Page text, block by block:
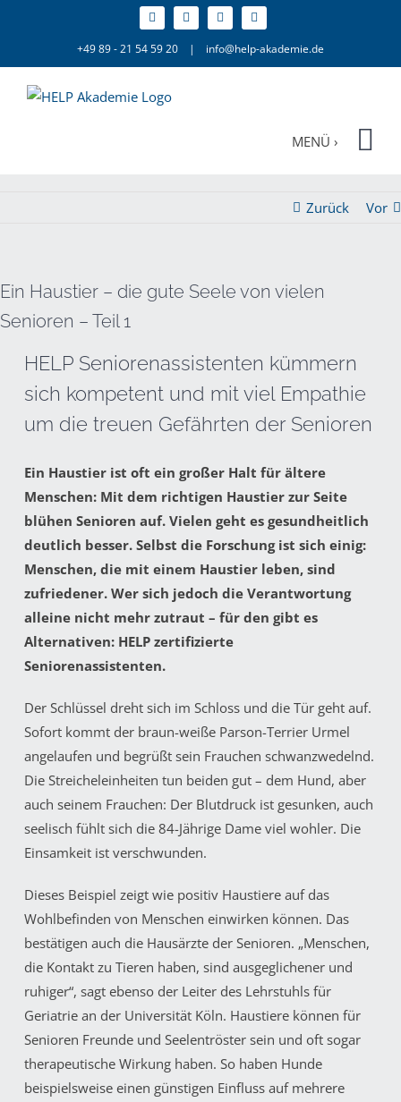
+49 89 - 21 54 59 20 | info@help-akademie.de
Zurück Vor
Ein Haustier – die gute Seele von vielen
Senioren – Teil 1
HELP Seniorenassistenten kümmern
sich kompetent und mit viel Empathie
um die treuen Gefährten der Senioren
Ein Haustier ist oft ein großer Halt für ältere
Menschen: Mit dem richtigen Haustier zur Seite
blühen Senioren auf. Vielen geht es gesundheitlich
deutlich besser. Selbst die Forschung ist sich einig:
Menschen, die mit einem Haustier leben, sind
zufriedener. Wer sich jedoch die Verantwortung
alleine nicht mehr zutraut – für den gibt es
Alternativen: HELP zertifizierte
Seniorenassistenten.
Der Schlüssel dreht sich im Schloss und die Tür geht auf.
Sofort kommt der braun-weiße Parson-Terrier Urmel
angelaufen und begrüßt sein Frauchen schwanzwedelnd.
Die Streicheleinheiten tun beiden gut – dem Hund, aber
auch seinem Frauchen: Der Blutdruck ist gesunken, auch
seelisch fühlt sich die 84-Jährige Dame viel wohler. Die
Einsamkeit ist verschwunden.
Dieses Beispiel zeigt wie positiv Haustiere auf das
Wohlbefinden von Menschen einwirken können. Das
bestätigen auch die Hausärzte der Senioren. „Menschen,
die Kontakt zu Tieren haben, sind ausgeglichener und
ruhiger“, sagt ebenso der Leiter des Lehrstuhls für
Geriatrie an der Universität Köln. Haustiere können für
Senioren Freunde und Seelentröster sein und oft sogar
therapeutische Wirkung haben. So haben Hunde
beispielsweise einen günstigen Einfluss auf mehrere